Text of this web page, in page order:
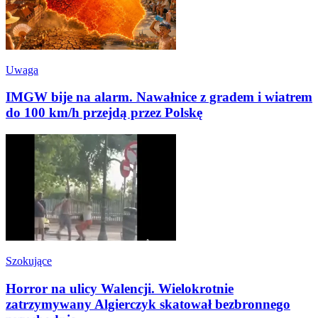
Uwaga
IMGW bije na alarm. Nawałnice z gradem i wiatrem
do 100 km/h przejdą przez Polskę
Szokujące
Horror na ulicy Walencji. Wielokrotnie
zatrzymywany Algierczyk skatował bezbronnego